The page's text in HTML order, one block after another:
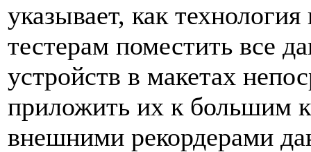
указывает, как
тестерам поместить все
устройств в макетах
приложить их к большим
внешними рекордерами